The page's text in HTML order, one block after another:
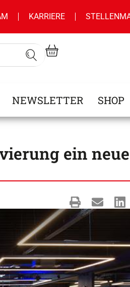
KARRIERE
NEWSLETTER SHOP
ein